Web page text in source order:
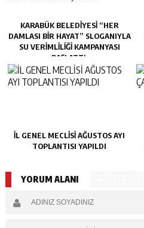
KARABÜK BELEDİYESİ “HER
DAMLASI BİR HAYAT” SLOGANIYLA
SU VERİMLİLİĞİ KAMPANYASI
BAŞLATTI.
İL GENEL MECLİSİ AĞUSTOS AYI
TOPLANTISI YAPILDI
YORUM ALANI